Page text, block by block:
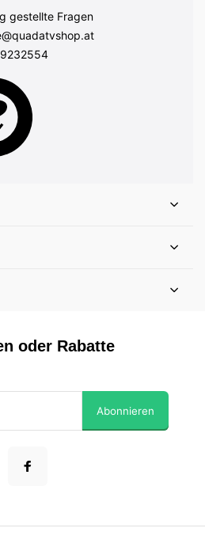
gestellte Fragen
oder Rabatte
Abonnieren